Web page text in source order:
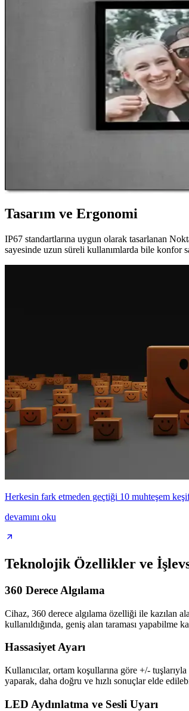
Metal Esnek Duş Hortumu
Metal esnek duş hortumu tasarımında
Modern ve Şık Kitaplık Seçenekleri
Modern yaşam alanları için şık, dekoratif ve
Peçeteliklerle Masa Dekorasyonunu
Peçetelikler, masa şıklığını artıran ve
Tasarım ve Ergonomi
IP67 standartlarına uygun olarak tasarlanan
sayesinde uzun süreli kullanımlarda bile konfor
Herkesin fark etmeden geçtiği 10 muhteşem
devamını oku
Teknolojik Özellikler ve
360 Derece Algılama
Cihaz, 360 derece algılama özelliği ile kazılan
kullanıldığında, geniş alan taraması yapabilme
Hassasiyet Ayarı
Kullanıcılar, ortam koşullarına göre +/-
yaparak, daha doğru ve hızlı sonuçlar elde
LED Aydınlatma ve Sesli Uyarı